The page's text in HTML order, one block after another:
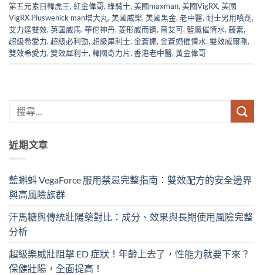
第五元素日韓虎王, 紅金偉哥, 綠騎士, 美國maxman, 美國VigRX, 美國
VigRX Pluswenick man增大丸, 美國威樂, 美國黑金, 老中醫, 耐士男用噴劑,
艾力達雙效, 英國威馬, 華佗神丹, 菱形威而鋼, 萬艾可, 藍魔催情水, 藤素,
超級希愛力, 超級必利勁, 超級犀利士, 金蒼蠅, 金蒼蠅催情水, 雙效威爾剛,
雙效希愛力, 雙效犀利士, 韓國奇力片, 香港老中醫, 黃金偉哥
近期文章
藍蝌蚪 VegaForce 服用禁忌完整指南：雙效配方的安全邊界
與高風險族群
汗馬糖與傳統壯陽藥對比：成分、效果與長期使用風險完整
分析
超級樂威壯阻擊 ED 症狀！年齡上去了，性能力就要下來？
保健壯陽，全面提高！